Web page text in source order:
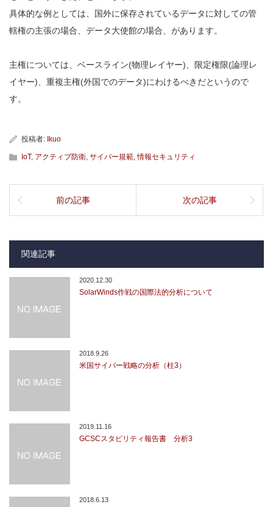
具体的な例としては、国外に保存されているデータに対しての管
轄権の主張の場合、データ大使館の場合、があります。
主権については、ベースライン(物理レイヤー)、限定権限(論理レ
イヤー)、重複主権(外国でのデータ)にわけるべきだというので
す。
投稿者: Ikuo
IoT, アクティブ防衛, サイバー規範,情報セキュリティ
前の記事 次の記事
関連記事
2020.12.30
SolarWinds作戦の国際法的分析について
2018.9.26
米国サイバー戦略の分析（柱3）
2019.11.16
GCSCスタビリティ報告書 分析3
2018.6.13